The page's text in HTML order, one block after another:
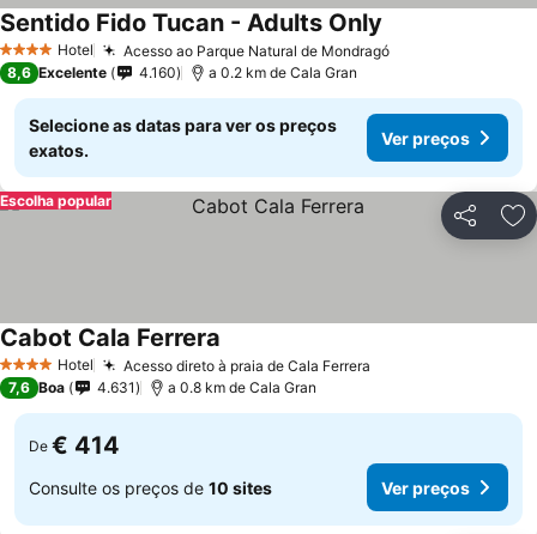
4 EstrelasHotel Acesso ao Parque Natural de MondragóVer preços
Sentido Fido Tucan - Adults Only
8,6 Excelente 4.160 a 0.2 km de Cala Gran
Selecione as datas para ver os preços
exatos.
Ver preços
Partilhar
Escolha popular
4 EstrelasHotel Acesso direto à praia de Cala Ferrera
Cabot Cala Ferrera
7,6 Boa 4.631 a 0.8 km de Cala Gran
De € 414
Consulte os preços de 10 sites Ver preços